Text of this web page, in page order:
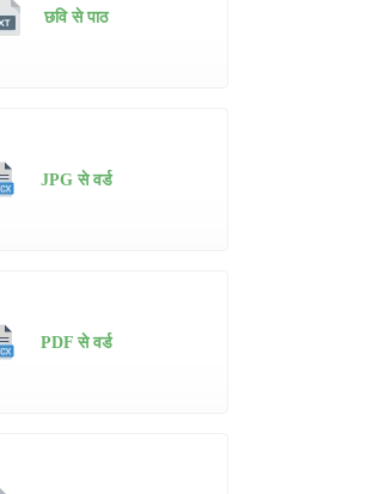
छवि से पाठ
JPG से वर्ड
PDF से वर्ड